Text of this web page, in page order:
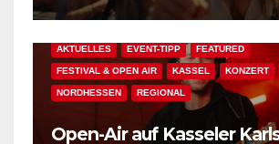
AKTUELLES EVENT-TIPP FEATURED
FESTIVAL & OPEN AIR KASSEL KONZERT
NORDHESSEN REGIONAL
Open-Air auf Kasseler